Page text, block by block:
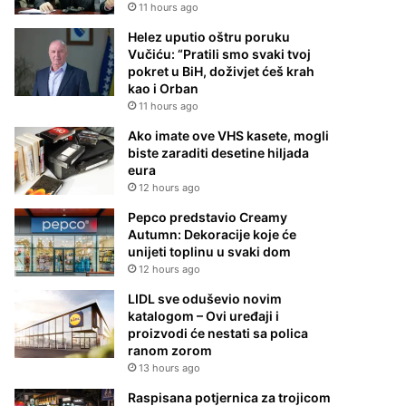
11 hours ago
Helez uputio oštru poruku
Vučiću: “Pratili smo svaki tvoj
pokret u BiH, doživjet ćeš krah
kao i Orban
11 hours ago
Ako imate ove VHS kasete, mogli
biste zaraditi desetine hiljada
eura
12 hours ago
Pepco predstavio Creamy
Autumn: Dekoracije koje će
unijeti toplinu u svaki dom
12 hours ago
LIDL sve oduševio novim
katalogom – Ovi uređaji i
proizvodi će nestati sa polica
ranom zorom
13 hours ago
Raspisana potjernica za trojicom